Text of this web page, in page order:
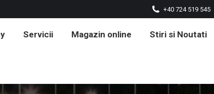
+40 724 519 545
Servicii Magazin online Stiri si Noutati